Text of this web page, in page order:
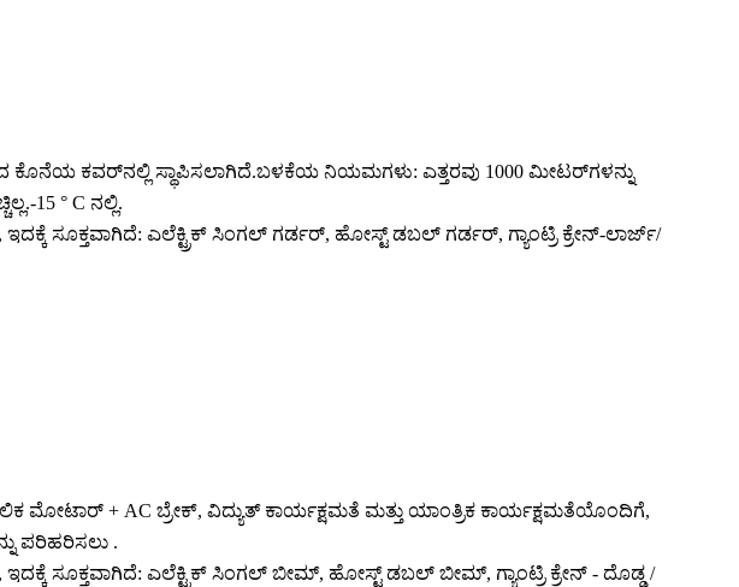
ಕವರ್‌ನಲ್ಲಿ ಸ್ಥಾಪಿಸಲಾಗಿದೆ.ಬಳಕೆಯ ನಿಯಮಗಳು: ಎತ್ತರವು 1000 ಮೀಟರ್‌ಗಳನ್ನು
15 ° C ನಲ್ಲಿ.
ಸೂಕ್ತವಾಗಿದೆ: ಎಲೆಕ್ಟ್ರಿಕ್ ಸಿಂಗಲ್ ಗರ್ಡರ್, ಹೋಸ್ಟ್ ಡಬಲ್ ಗರ್ಡರ್, ಗ್ಯಾಂಟ್ರಿ ಕ್ರೇನ್-ಲಾರ್ಜ್/
+ AC ಬ್ರೇಕ್, ವಿದ್ಯುತ್ ಕಾರ್ಯಕ್ಷಮತೆ ಮತ್ತು ಯಾಂತ್ರಿಕ ಕಾರ್ಯಕ್ಷಮತೆಯೊಂದಿಗೆ,
ಪರಿಹರಿಸಲು .
ಸೂಕ್ತವಾಗಿದೆ: ಎಲೆಕ್ಟ್ರಿಕ್ ಸಿಂಗಲ್ ಬೀಮ್, ಹೋಸ್ಟ್ ಡಬಲ್ ಬೀಮ್, ಗ್ಯಾಂಟ್ರಿ ಕ್ರೇನ್ - ದೊಡ್ಡ /